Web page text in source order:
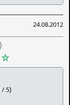
24.08.2012
☆
/ 5)